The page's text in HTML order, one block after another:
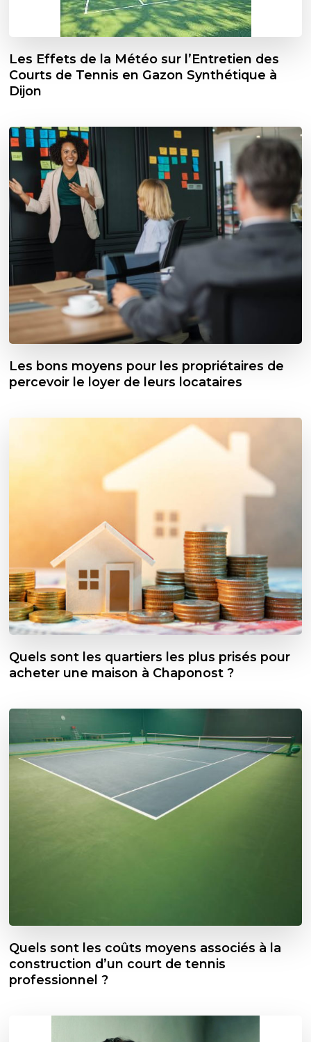
Les Effets de la Météo sur l’Entretien des
Courts de Tennis en Gazon Synthétique à
Dijon
Les bons moyens pour les propriétaires de
percevoir le loyer de leurs locataires
Quels sont les quartiers les plus prisés pour
acheter une maison à Chaponost ?
Quels sont les coûts moyens associés à la
construction d’un court de tennis
professionnel ?